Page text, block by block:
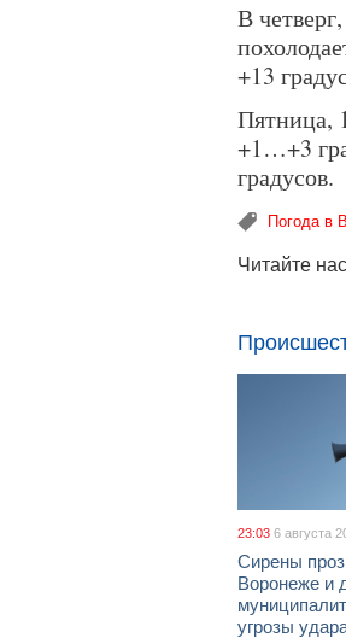
В
+13
Пятница,
+1…+3
градусов.
Погода в
Читайте
23:03 6 августа
Сирены
Воронеже и
угрозы